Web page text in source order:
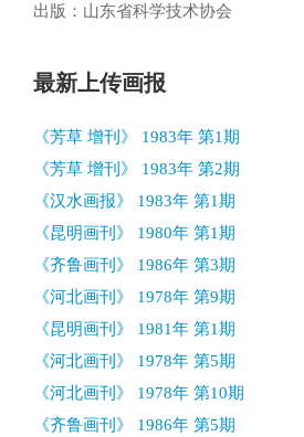
出版：山东省科学技术协会
最新上传画报
《芳草 增刊》 1983年 第1期
《芳草 增刊》 1983年 第2期
《汉水画报》 1983年 第1期
《昆明画刊》 1980年 第1期
《齐鲁画刊》 1986年 第3期
《河北画刊》 1978年 第9期
《昆明画刊》 1981年 第1期
《河北画刊》 1978年 第5期
《河北画刊》 1978年 第10期
《齐鲁画刊》 1986年 第5期